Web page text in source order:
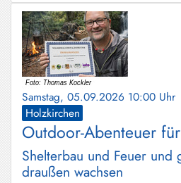
Samstag, 05.09.2026 10:00 Uhr
Holzkirchen
Outdoor-Abenteuer
Shelterbau und Feuer und
draußen wachsen